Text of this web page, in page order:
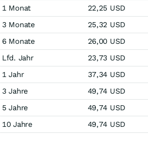
1 Monat
22,25 USD
3 Monate
25,32 USD
6 Monate
26,00 USD
Lfd. Jahr
23,73 USD
1 Jahr
37,34 USD
3 Jahre
49,74 USD
5 Jahre
49,74 USD
10 Jahre
49,74 USD